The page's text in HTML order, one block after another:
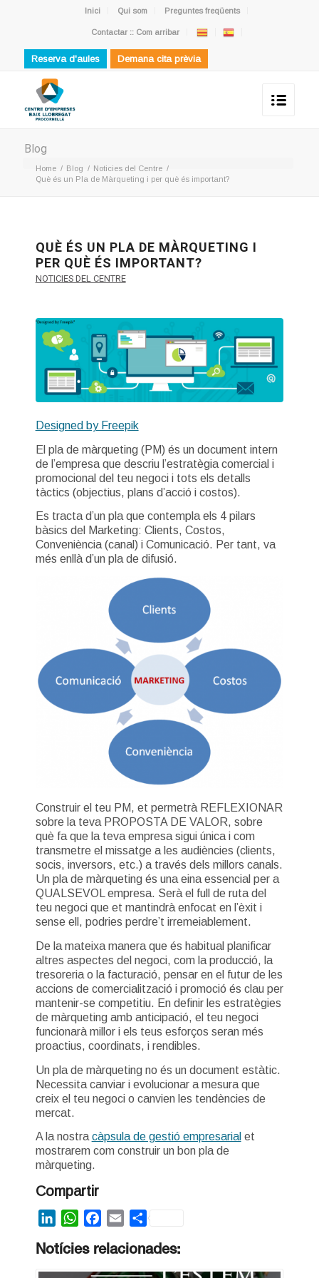
Inici Qui som Preguntes freqüents
Contactar :: Com arribar
Reserva d'aules Demana cita prèvia
Blog
Home / Blog / Noticies del Centre /
Què és un Pla de Màrqueting i per què és important?
QUÈ ÉS UN PLA DE MÀRQUETING I
PER QUÈ ÉS IMPORTANT?
NOTICIES DEL CENTRE
Designed by Freepik
El pla de màrqueting (PM) és un document intern
de l’empresa que descriu l’estratègia comercial i
promocional del teu negoci i tots els detalls
tàctics (objectius, plans d’acció i costos).
Es tracta d’un pla que contempla els 4 pilars
bàsics del Marketing: Clients, Costos,
Conveniència (canal) i Comunicació. Per tant, va
més enllà d’un pla de difusió.
Construir el teu PM, et permetrà REFLEXIONAR
sobre la teva PROPOSTA DE VALOR, sobre
què fa que la teva empresa sigui única i com
transmetre el missatge a les audiències (clients,
socis, inversors, etc.) a través dels millors canals.
Un pla de màrqueting és una eina essencial per a
QUALSEVOL empresa. Serà el full de ruta del
teu negoci que et mantindrà enfocat en l’èxit i
sense ell, podries perdre’t irremeiablement.
De la mateixa manera que és habitual planificar
altres aspectes del negoci, com la producció, la
tresoreria o la facturació, pensar en el futur de les
accions de comercialització i promoció és clau per
mantenir-se competitiu. En definir les estratègies
de màrqueting amb anticipació, el teu negoci
funcionarà millor i els teus esforços seran més
proactius, coordinats, i rendibles.
Un pla de màrqueting no és un document estàtic.
Necessita canviar i evolucionar a mesura que
creix el teu negoci o canvien les tendències de
mercat.
A la nostra càpsula de gestió empresarial et
mostrarem com construir un bon pla de
màrqueting.
Compartir
LinkedInWhatsAppFacebook
EmailShare
Notícies relacionades: